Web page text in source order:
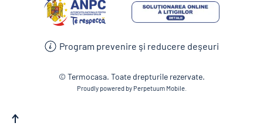
Program prevenire şi reducere deşeuri
© Termocasa. Toate drepturile rezervate.
Proudly powered by Perpetuum Mobile.